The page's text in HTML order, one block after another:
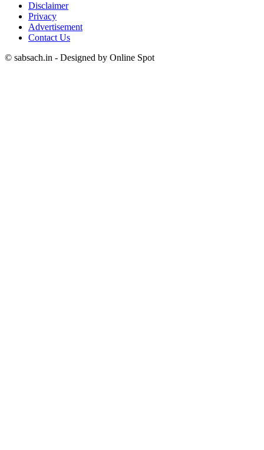
Disclaimer
Privacy
Advertisement
Contact Us
© sabsach.in - Designed by Online Spot